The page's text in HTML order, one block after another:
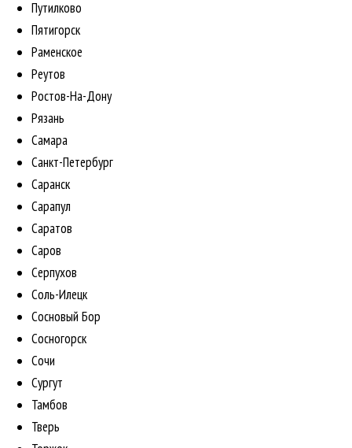
Путилково
Пятигорск
Раменское
Реутов
Ростов-На-Дону
Рязань
Самара
Санкт-Петербург
Саранск
Сарапул
Саратов
Саров
Серпухов
Соль-Илецк
Сосновый Бор
Сосногорск
Сочи
Сургут
Тамбов
Тверь